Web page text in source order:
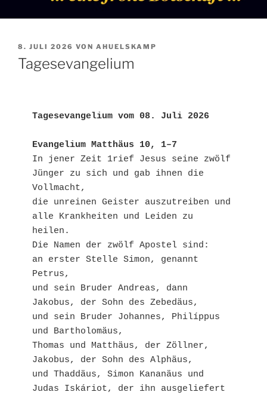
VERÖFFENTLICHT
AM
8. JULI 2026 VON AHUELSKAMP
Tagesevangelium
Tagesevangelium vom 08. Juli 2026
Evangelium Matthäus 10, 1–7
In jener Zeit 1rief Jesus seine zwölf
Jünger zu sich und gab ihnen die
Vollmacht,
die unreinen Geister auszutreiben und
alle Krankheiten und Leiden zu
heilen.
Die Namen der zwölf Apostel sind:
an erster Stelle Simon, genannt
Petrus,
und sein Bruder Andreas, dann
Jakobus, der Sohn des Zebedäus,
und sein Bruder Johannes, Philíppus
und Bartholomäus,
Thomas und Matthäus, der Zöllner,
Jakobus, der Sohn des Alphäus,
und Thaddäus, Simon Kananäus und
Judas Iskáriot, der ihn ausgeliefert